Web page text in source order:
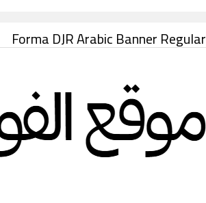
Forma DJR Arabic Banner Regular